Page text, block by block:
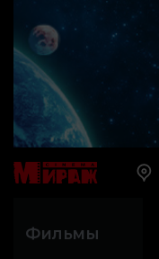
Фильмы